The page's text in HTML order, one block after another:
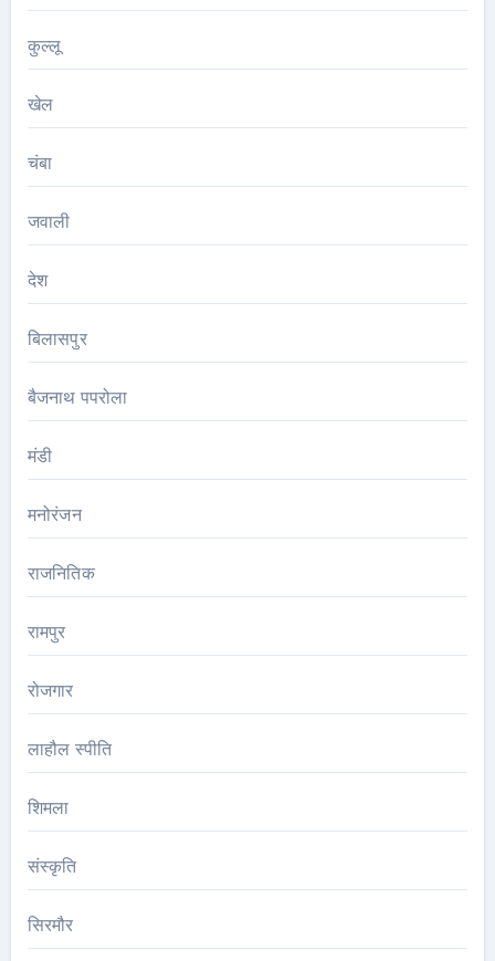
कुल्लू
खेल
चंबा
जवाली
देश
बिलासपुर
बैजनाथ पपरोला
मंडी
मनोरंजन
राजनितिक
रामपुर
रोजगार
लाहौल स्पीति
शिमला
संस्कृति
सिरमौर